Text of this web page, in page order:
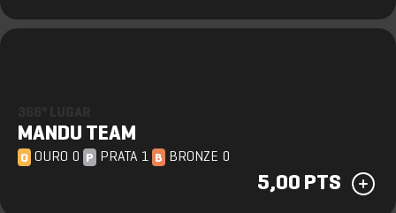
MANDU TEAM
O OURO 0 P PRATA 1 B BRONZE 0
5,00 PTS